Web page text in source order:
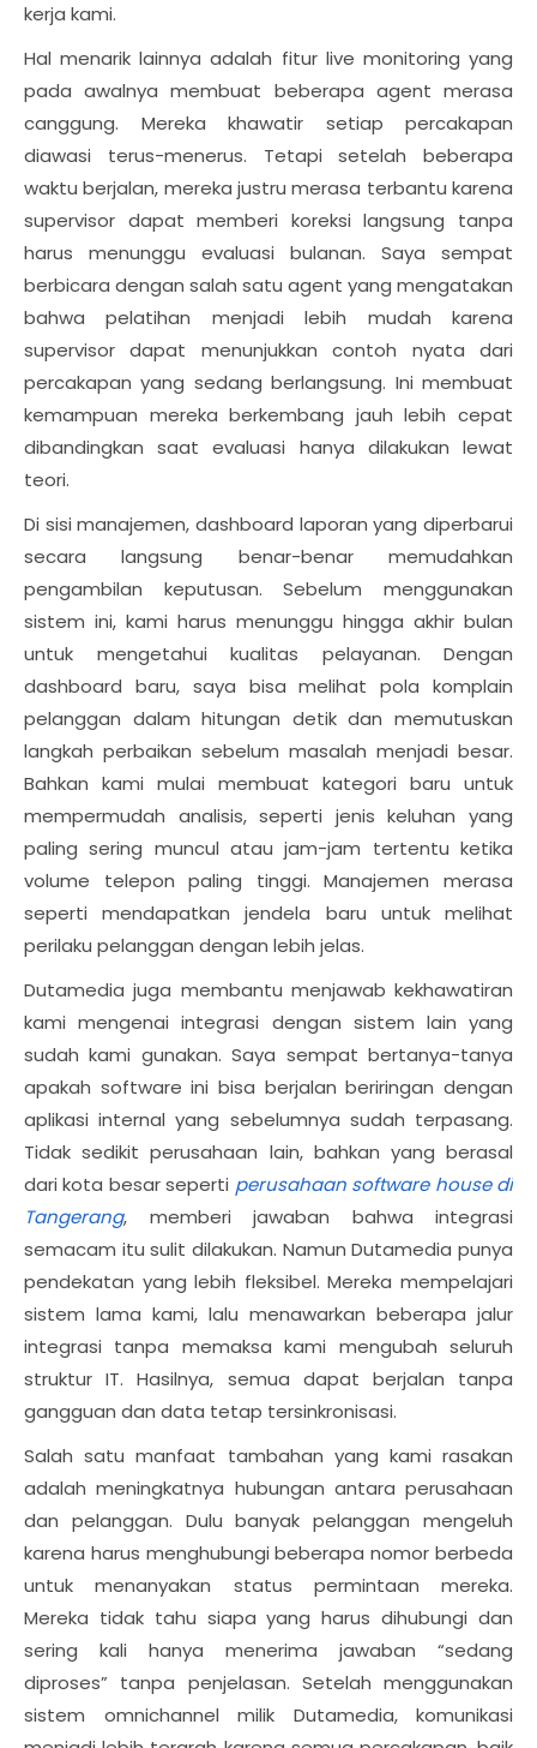
kerja kami.
Hal menarik lainnya adalah fitur live monitoring yang
pada awalnya membuat beberapa agent merasa
canggung. Mereka khawatir setiap percakapan
diawasi terus-menerus. Tetapi setelah beberapa
waktu berjalan, mereka justru merasa terbantu karena
supervisor dapat memberi koreksi langsung tanpa
harus menunggu evaluasi bulanan. Saya sempat
berbicara dengan salah satu agent yang mengatakan
bahwa pelatihan menjadi lebih mudah karena
supervisor dapat menunjukkan contoh nyata dari
percakapan yang sedang berlangsung. Ini membuat
kemampuan mereka berkembang jauh lebih cepat
dibandingkan saat evaluasi hanya dilakukan lewat
teori.
Di sisi manajemen, dashboard laporan yang diperbarui
secara langsung benar-benar memudahkan
pengambilan keputusan. Sebelum menggunakan
sistem ini, kami harus menunggu hingga akhir bulan
untuk mengetahui kualitas pelayanan. Dengan
dashboard baru, saya bisa melihat pola komplain
pelanggan dalam hitungan detik dan memutuskan
langkah perbaikan sebelum masalah menjadi besar.
Bahkan kami mulai membuat kategori baru untuk
mempermudah analisis, seperti jenis keluhan yang
paling sering muncul atau jam-jam tertentu ketika
volume telepon paling tinggi. Manajemen merasa
seperti mendapatkan jendela baru untuk melihat
perilaku pelanggan dengan lebih jelas.
Dutamedia juga membantu menjawab kekhawatiran
kami mengenai integrasi dengan sistem lain yang
sudah kami gunakan. Saya sempat bertanya-tanya
apakah software ini bisa berjalan beriringan dengan
aplikasi internal yang sebelumnya sudah terpasang.
Tidak sedikit perusahaan lain, bahkan yang berasal
dari kota besar seperti perusahaan software house di
Tangerang, memberi jawaban bahwa integrasi
semacam itu sulit dilakukan. Namun Dutamedia punya
pendekatan yang lebih fleksibel. Mereka mempelajari
sistem lama kami, lalu menawarkan beberapa jalur
integrasi tanpa memaksa kami mengubah seluruh
struktur IT. Hasilnya, semua dapat berjalan tanpa
gangguan dan data tetap tersinkronisasi.
Salah satu manfaat tambahan yang kami rasakan
adalah meningkatnya hubungan antara perusahaan
dan pelanggan. Dulu banyak pelanggan mengeluh
karena harus menghubungi beberapa nomor berbeda
untuk menanyakan status permintaan mereka.
Mereka tidak tahu siapa yang harus dihubungi dan
sering kali hanya menerima jawaban “sedang
diproses” tanpa penjelasan. Setelah menggunakan
sistem omnichannel milik Dutamedia, komunikasi